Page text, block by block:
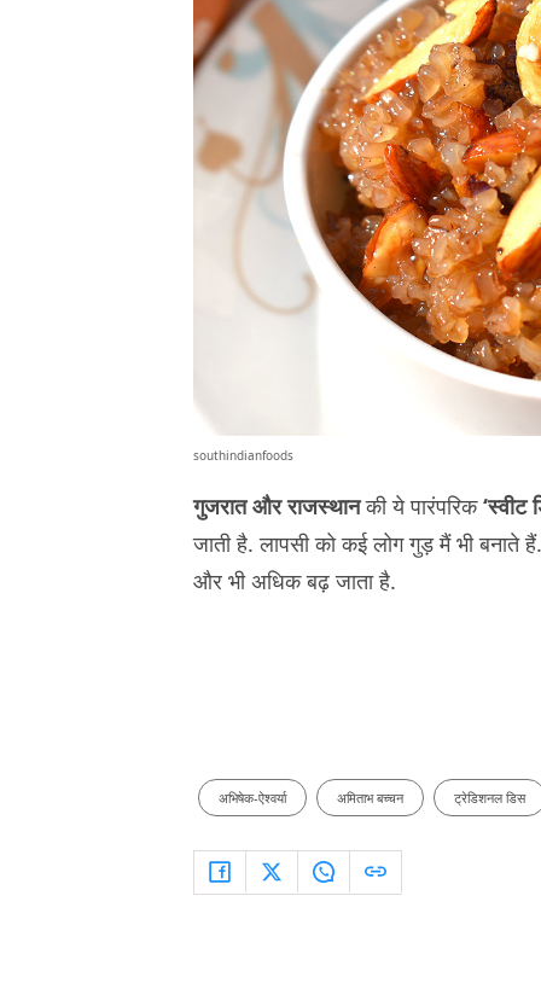
southindianfoods
गुजरात और राजस्थानकी ये पारंपरिक‘स्वीट
जाती है. लापसी को कई लोग गुड़ मैं भी
और भी अधिक बढ़ जाता है.
अभिषेक-ऐश्वर्या अमिताभ बच्चन ट्रेडिशनल डिस